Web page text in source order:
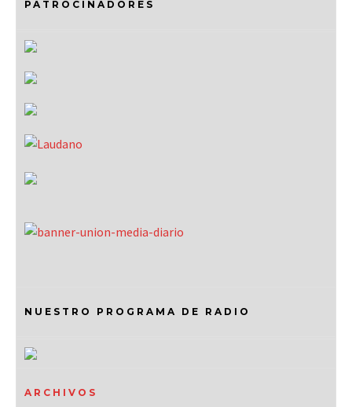
PATROCINADORES
NUESTRO PROGRAMA DE RADIO
ARCHIVOS